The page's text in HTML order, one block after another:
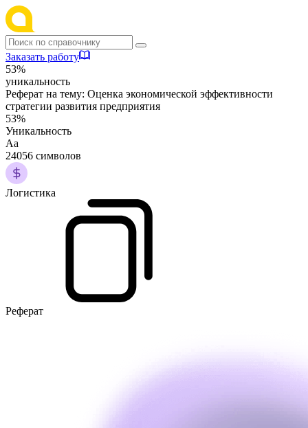
Заказать работу
53%
уникальность
Реферат на тему: Оценка экономической эффективности
стратегии развития предприятия
53%
Уникальность
Аа
24056 символов
Логистика
Реферат